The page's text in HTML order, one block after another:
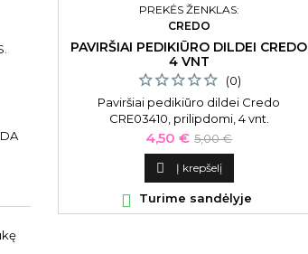
PREKĖS ŽENKLAS:
CREDO
PAVIRŠIAI PEDIKIŪRO DILDEI CREDO
4 VNT
(0)
Paviršiai pedikiūro dildei Credo
CRE03410, prilipdomi, 4 vnt.
Kaina
4,50 € Bazinė
kaina
5,00 €
 Į krepšelį
 Turime sandėlyje